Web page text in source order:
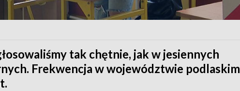
tak chętnie, jak w jesiennych
Frekwencja w województwie podlaskim